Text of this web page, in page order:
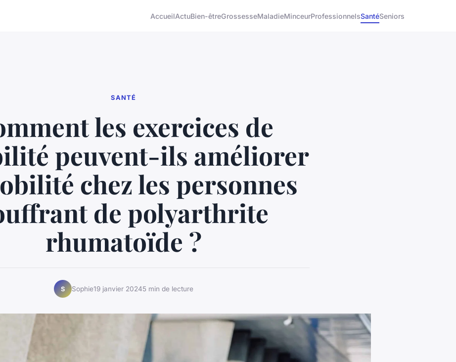
AccueilActuBien-êtreGrossesseMaladieMinceurProfessionnelsSantéSeniors
SANTÉ
les exercices de
peuvent-ils améliorer
chez les personnes
de polyarthrite
rhumatoïde ?
S Sophie19 janvier 20245 min de lecture